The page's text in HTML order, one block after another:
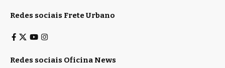
Redes sociais Frete Urbano
Redes sociais Oficina News